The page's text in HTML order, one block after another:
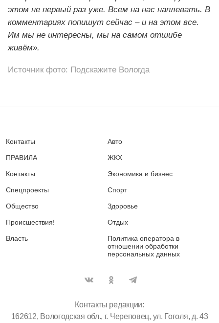
этом не первый раз уже. Всем на нас наплевать. В
комментариях попишут сейчас – и на этом все.
Им мы не интересны, мы на самом отшибе
живём».
Источник фото: Подскажите Вологда
Контакты
ПРАВИЛА
Контакты
Спецпроекты
Общество
Происшествия!
Власть
Авто
ЖКХ
Экономика и бизнес
Спорт
Здоровье
Отдых
Политика оператора в
отношении обработки
персональных данных
Контакты редакции:
162612, Вологодская обл., г. Череповец, ул. Гоголя, д. 43